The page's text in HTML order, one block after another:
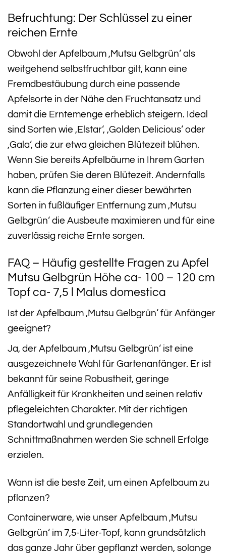
Befruchtung: Der Schlüssel zu einer
reichen Ernte
Obwohl der Apfelbaum ‚Mutsu Gelbgrün‘ als
weitgehend selbstfruchtbar gilt, kann eine
Fremdbestäubung durch eine passende
Apfelsorte in der Nähe den Fruchtansatz und
damit die Erntemenge erheblich steigern. Ideal
sind Sorten wie ‚Elstar‘, ‚Golden Delicious‘ oder
‚Gala‘, die zur etwa gleichen Blütezeit blühen.
Wenn Sie bereits Apfelbäume in Ihrem Garten
haben, prüfen Sie deren Blütezeit. Andernfalls
kann die Pflanzung einer dieser bewährten
Sorten in fußläufiger Entfernung zum ‚Mutsu
Gelbgrün‘ die Ausbeute maximieren und für eine
zuverlässig reiche Ernte sorgen.
FAQ – Häufig gestellte Fragen zu Apfel
Mutsu Gelbgrün Höhe ca- 100 – 120 cm
Topf ca- 7,5 l Malus domestica
Ist der Apfelbaum ‚Mutsu Gelbgrün‘ für Anfänger
geeignet?
Ja, der Apfelbaum ‚Mutsu Gelbgrün‘ ist eine
ausgezeichnete Wahl für Gartenanfänger. Er ist
bekannt für seine Robustheit, geringe
Anfälligkeit für Krankheiten und seinen relativ
pflegeleichten Charakter. Mit der richtigen
Standortwahl und grundlegenden
Schnittmaßnahmen werden Sie schnell Erfolge
erzielen.
Wann ist die beste Zeit, um einen Apfelbaum zu
pflanzen?
Containerware, wie unser Apfelbaum ‚Mutsu
Gelbgrün‘ im 7,5-Liter-Topf, kann grundsätzlich
das ganze Jahr über gepflanzt werden, solange